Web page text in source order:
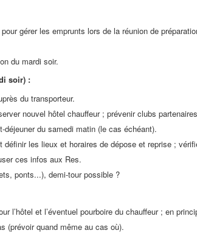
gérer les emprunts lors de la réunion de
du mardi soir.
soir) :
du transporteur.
nouvel hôtel chauffeur ; prévenir clubs
du samedi matin (le cas échéant).
les lieux et horaires de dépose et reprise ;
ces infos aux Res.
ponts...), demi-tour possible ?
l’hôtel et l’éventuel pourboire du chauffeur ; en
(prévoir quand même au cas où).